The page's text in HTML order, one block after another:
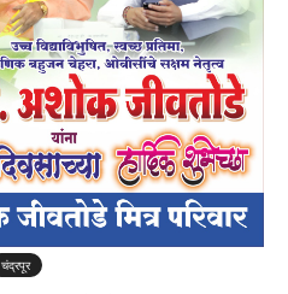
चंद्रपूर